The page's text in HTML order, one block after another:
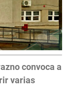
convoca a
varias